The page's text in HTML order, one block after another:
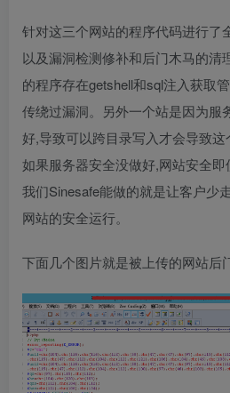
针对这三个网站的程序代码进行了
以及漏洞检测修补和后门木马的清
的程序存在getshell和sql注入获取
传绕过漏洞。另外一个站是因为服
好,导致可以跨目录写入才会导致
如果服务器安全没做好,网站安全
我们Sinesafe能做的就是让客户少
网站的安全运行。
下面几个图片就是被上传的网站后